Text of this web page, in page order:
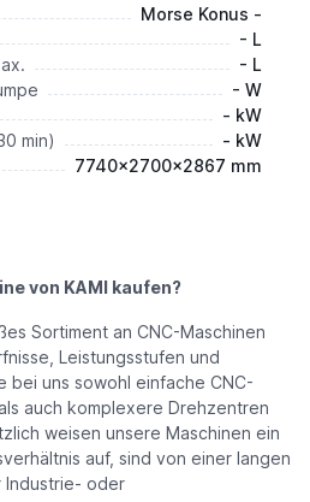
Morse Konus -
- L
- L
- W
- kW
min)
- kW
7740x2700x2867 mm
von KAMI kaufen?
Sortiment an CNC-Maschinen
Leistungsstufen und
bei uns sowohl einfache CNC-
auch komplexere Drehzentren
weisen unsere Maschinen ein
auf, sind von einer langen
Industrie- oder